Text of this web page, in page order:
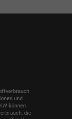
und
können
die